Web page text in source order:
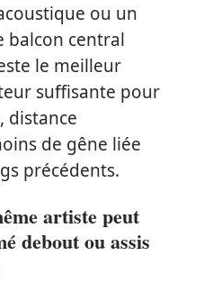
ou un
balcon central
le meilleur
suffisante pour
distance
de gêne liée
précédents.
artiste peut
debout ou assis